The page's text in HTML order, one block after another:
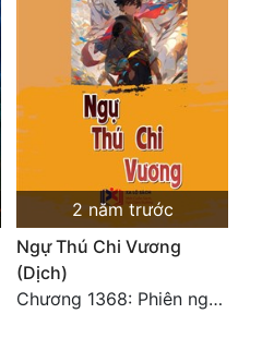
2 năm trước
Ngự Thú Chi Vương
(Dịch)
Chương 1368: Phiên ngoại 3: Lâm Tu Trúc (1)